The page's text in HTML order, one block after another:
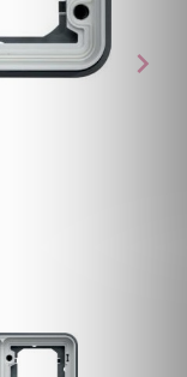
chevron_right